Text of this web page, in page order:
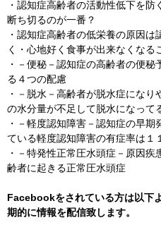
・ 認知症高齢者の活動性低下を防
断ち切るのが一番？
・ 認知症高齢者の低栄養の原因は
く・心地好く食事が出来なくなる
・ －便秘－認知症の高齢者の便
る４つの配慮
・ －脱水－高齢者が脱水症にな
の水分量が不足して脱水になって
・ －軽度認知障害－認知症の早
ている軽度認知障害の有症率は１
・ －特発性正常圧水頭症－原因
齢者に起きる正常圧水頭症
Facebookをされている方は以下
期的に情報を配信致します。